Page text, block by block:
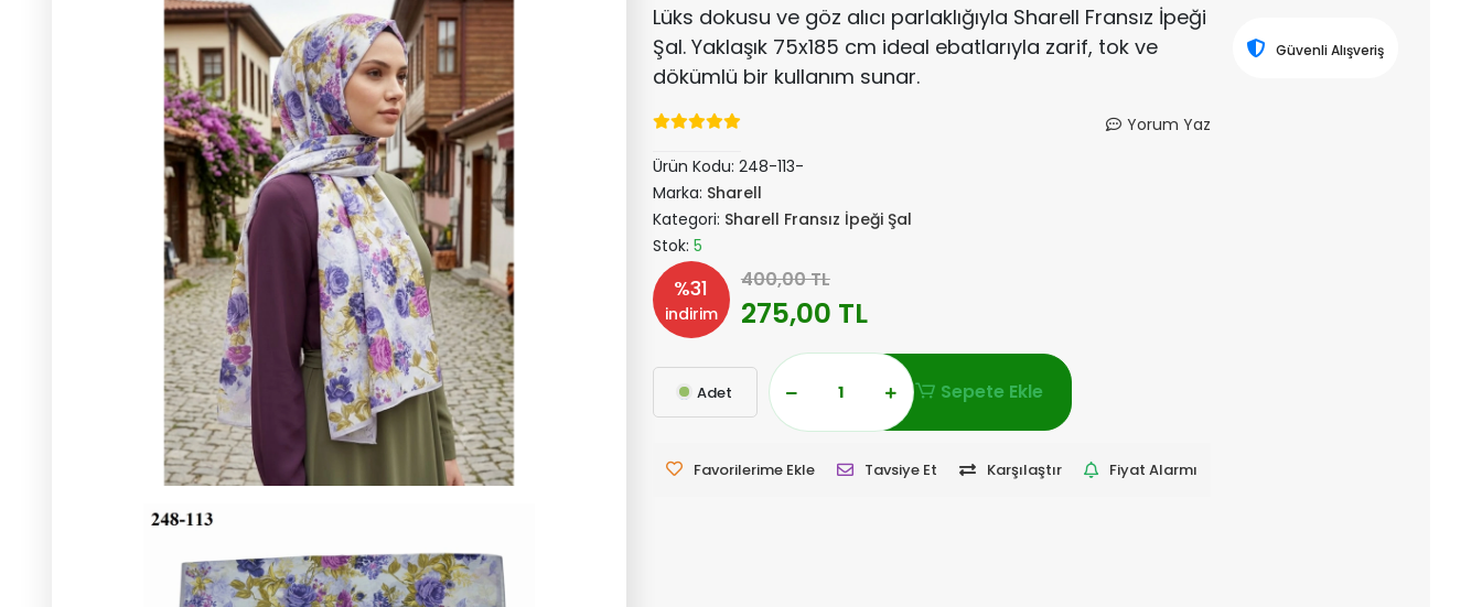
Lüks dokusu ve göz alıcı parlaklığıyla Sharell Fransız İpeği
Şal. Yaklaşık 75x185 cm ideal ebatlarıyla zarif, tok ve
dökümlü bir kullanım sunar.
Yorum Yaz
Ürün Kodu: 248-113-
Marka: Sharell
Kategori: Sharell Fransız İpeği Şal
Stok: 5
%31
indirim
400,00 TL
275,00 TL
Adet Sepete Ekle
Favorilerime Ekle Tavsiye Et Karşılaştır Fiyat Alarmı
Güvenli Alışveriş